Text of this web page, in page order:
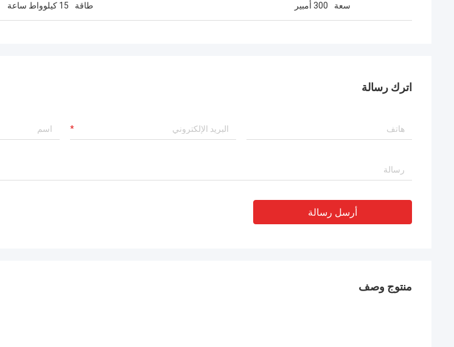
سعة 300 أمبير طاقة 15 كيلوواط ساعة
اترك رسالة
أرسل رسالة
منتوج وصف